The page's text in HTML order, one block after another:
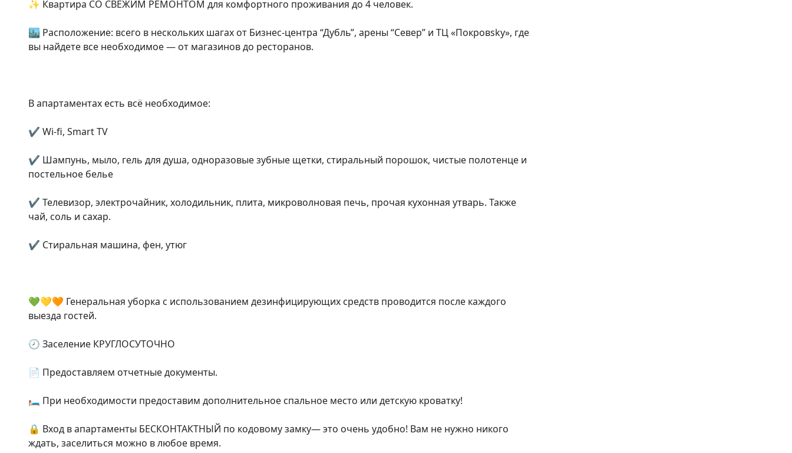
✨ Квартира СО СВЕЖИМ РЕМОНТОМ для комфортного проживания до 4 человек.
🏙️ Расположение: всего в нескольких шагах от Бизнес-центра “Дубль”, арены “Север” и ТЦ «Покровsky», где
вы найдете все необходимое — от магазинов до ресторанов.
В апартаментах есть всё необходимое:
✔️ Wi-fi, Smаrt ТV
✔️ Шампунь, мыло, гель для душа, одноразовые зубные щетки, стиральный порошок, чистые полотенце и
постельное белье
✔️ Телевизор, электрочайник, холодильник, плита, микроволновая печь, прочая кухонная утварь. Также
чай, соль и сахар.
✔️ Стиральная машина, фен, утюг
💚💛🧡 Генеральная уборка с использованием дезинфицирующих средств проводится после каждого
выезда гостей.
🕗 Заселение КРУГЛОСУТОЧНО
📄 Предоставляем отчетные документы.
🛏️ При необходимости предоставим дополнительное спальное место или детскую кроватку!
🔒 Вход в апартаменты БЕСКОНТАКТНЫЙ по кодовому замку— это очень удобно! Вам не нужно никого
ждать, заселиться можно в любое время.